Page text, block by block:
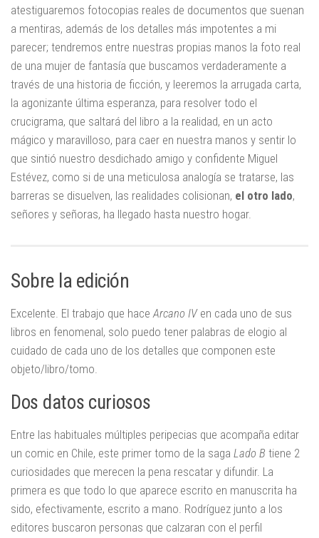
atestiguaremos fotocopias reales de documentos que suenan
a mentiras, además de los detalles más impotentes a mi
parecer; tendremos entre nuestras propias manos la foto real
de una mujer de fantasía que buscamos verdaderamente a
través de una historia de ficción, y leeremos la arrugada carta,
la agonizante última esperanza, para resolver todo el
crucigrama, que saltará del libro a la realidad, en un acto
mágico y maravilloso, para caer en nuestra manos y sentir lo
que sintió nuestro desdichado amigo y confidente Miguel
Estévez, como si de una meticulosa analogía se tratarse, las
barreras se disuelven, las realidades colisionan, el otro lado,
señores y señoras, ha llegado hasta nuestro hogar.
Sobre la edición
Excelente. El trabajo que haceArcano IVen cada uno de sus
libros en fenomenal, solo puedo tener palabras de elogio al
cuidado de cada uno de los detalles que componen este
objeto/libro/tomo.
Dos datos curiosos
Entre las habituales múltiples peripecias que acompaña editar
un comic en Chile, este primer tomo de la saga Lado B tiene 2
curiosidades que merecen la pena rescatar y difundir. La
primera es que todo lo que aparece escrito en manuscrita ha
sido, efectivamente, escrito a mano. Rodríguez junto a los
editores buscaron personas que calzaran con el perfil